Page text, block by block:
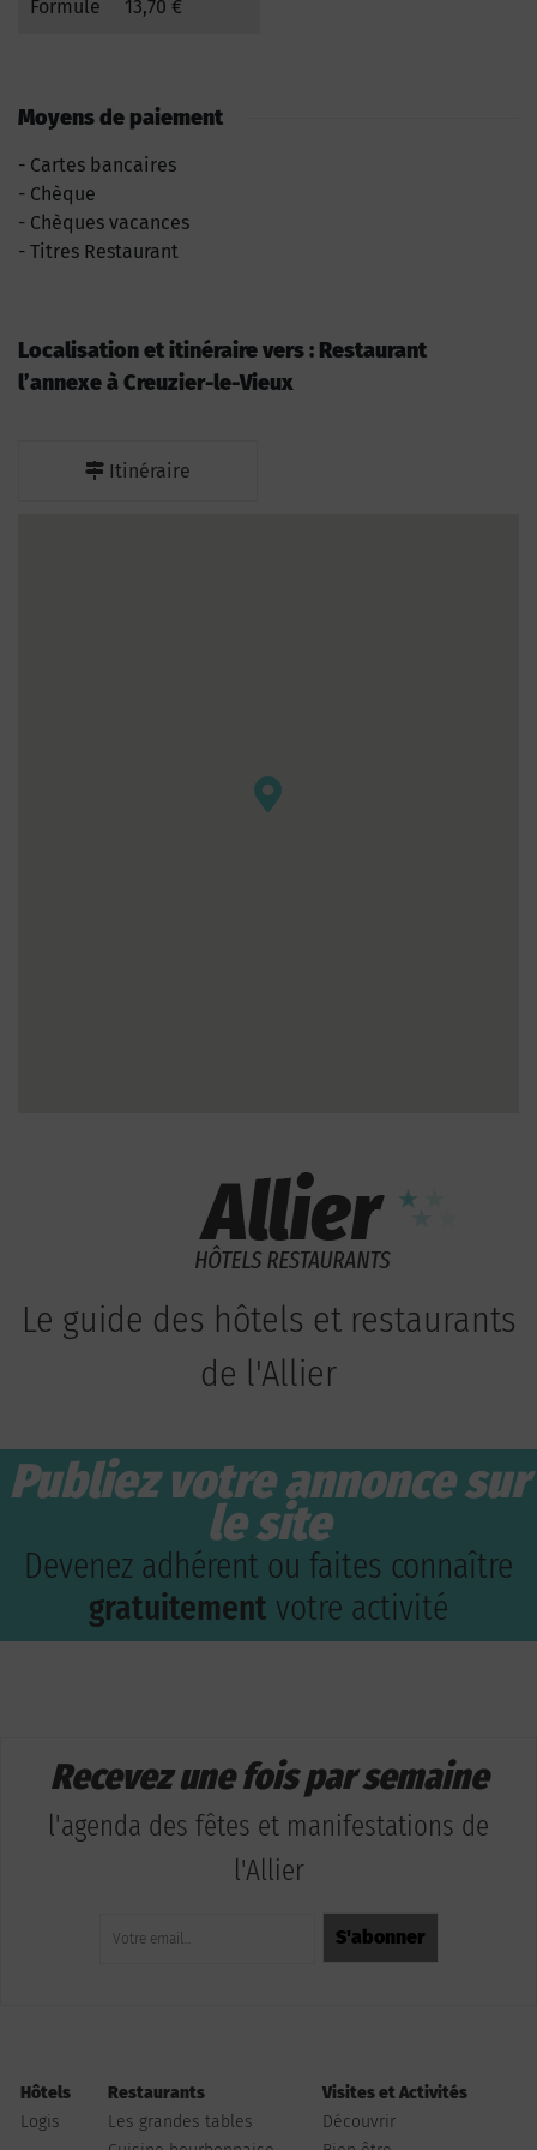
Formule 13,70 €
Moyens de paiement
Cartes bancaires
Chèque
Chèques vacances
Titres Restaurant
Localisation et itinéraire vers : Restaurant
l’annexe à Creuzier-le-Vieux
Itinéraire
Le guide des hôtels et restaurants
de l'Allier
Publiez votre annonce sur
le site
Devenez adhérent ou faites connaître
gratuitement votre activité
Recevez une fois par semaine
l'agenda des fêtes et manifestations de
l'Allier
Hôtels
Logis
Restaurants
Les grandes tables
Visites et Activités
Découvrir